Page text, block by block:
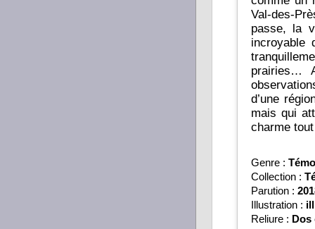
Val-des-Près.
passe, la
incroyable
prairies…
d’une
mais qui
charme
Genre :
Collection :
Parution :
Illustration :
Reliure : Dos